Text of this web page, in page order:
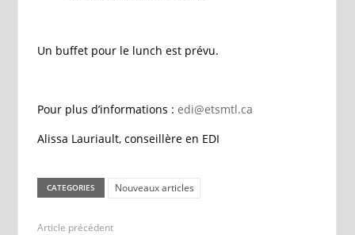
Un buffet pour le lunch est prévu.
Pour plus d’informations : edi@etsmtl.ca
Alissa Lauriault, conseillère en EDI
CATEGORIES Nouveaux articles
Article précédent